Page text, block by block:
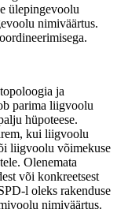
ülepingevoolu
nimiväärtus.
ja
parima liigvoolu
hüpoteese.
kui liigvoolu
liigvoolu võimekuse
Olenemata
või konkreetsest
l oleks rakenduse
nimiväärtus.